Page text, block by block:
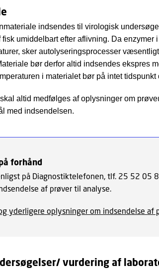
indsendes til virologisk
umiddelbart efter aflivning. Da enzymer i
sker autolyseringsprocesser
bør derfor altid indsendes ekspres
i materialet bør på intet tidspunkt
altid medfølges af oplysninger om
med indsendelsen.
forhånd
på Diagnostiktelefonen, tlf. 25 52 05
af prøver til analyse.
yderligere oplysninger om indsendelse af
vurdering af